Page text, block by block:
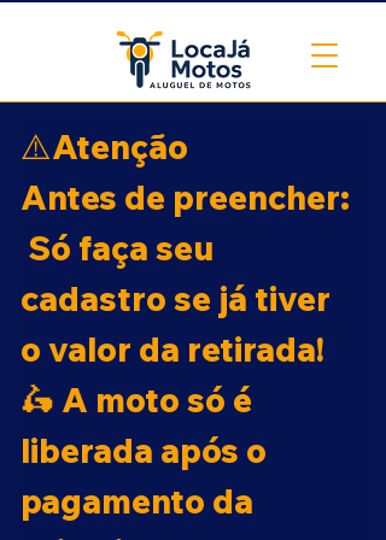
⚠️Atenção
Antes de preencher:
Só faça seu
cadastro se já tiver
o valor da retirada!
🛵 A moto só é
liberada após o
pagamento da